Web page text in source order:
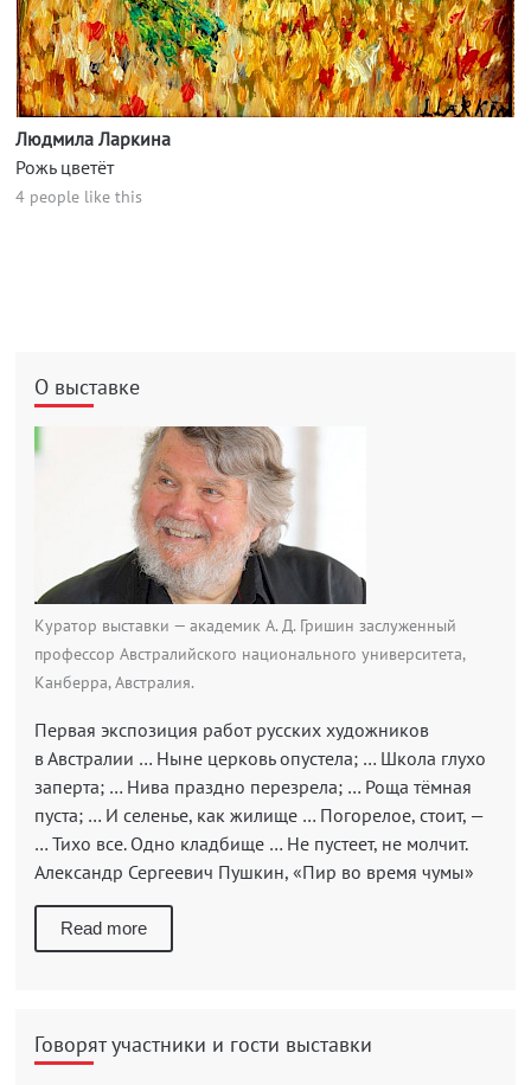
Людмила Ларкина
Рожь цветёт
4 people like this
О выставке
Куратор выставки — академик А. Д. Гришин заслуженный
профессор Австралийского национального университета,
Канберра, Австралия.
Первая экспозиция работ русских художников
в Австралии … Ныне церковь опустела; … Школа глухо
заперта; … Нива праздно перезрела; … Роща тёмная
пуста; … И селенье, как жилище … Погорелое, стоит, —
… Тихо все. Одно кладбище … Не пустеет, не молчит.
Александр Сергеевич Пушкин, «Пир во время чумы»
Read more
Говорят участники и гости выставки